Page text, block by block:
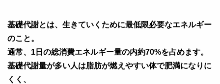
基礎代謝とは、生きていくために最低限必要なエネルギー
のこと。
通常、1日の総消費エネルギー量の内約70%を占めます。
基礎代謝量が多い人は脂肪が燃えやすい体で肥満になりに
くく、